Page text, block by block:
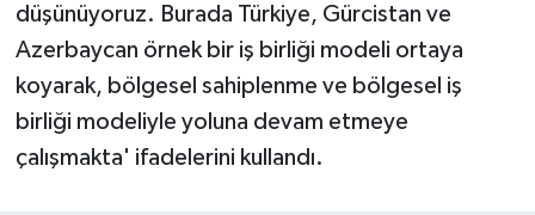
düşünüyoruz. Burada Türkiye, Gürcistan ve
Azerbaycan örnek bir iş birliği modeli ortaya
koyarak, bölgesel sahiplenme ve bölgesel iş
birliği modeliyle yoluna devam etmeye
çalışmakta' ifadelerini kullandı.